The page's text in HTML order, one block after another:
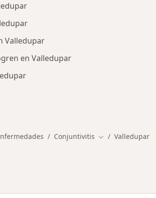
Valledupar
en Valledupar
Conjuntivitis Cambiar de ciudad
Valledupar